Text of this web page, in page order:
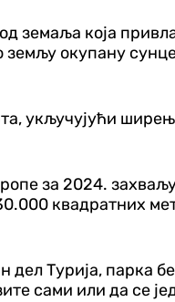
земаља која
земљу окупану
укључујући
за 2024.
квадратних
Турија, парка
сами или да се